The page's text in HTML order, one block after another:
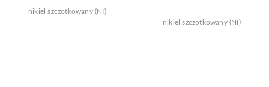
nikiel szczotkowany (NI)
nikiel szczotkowany (NI)